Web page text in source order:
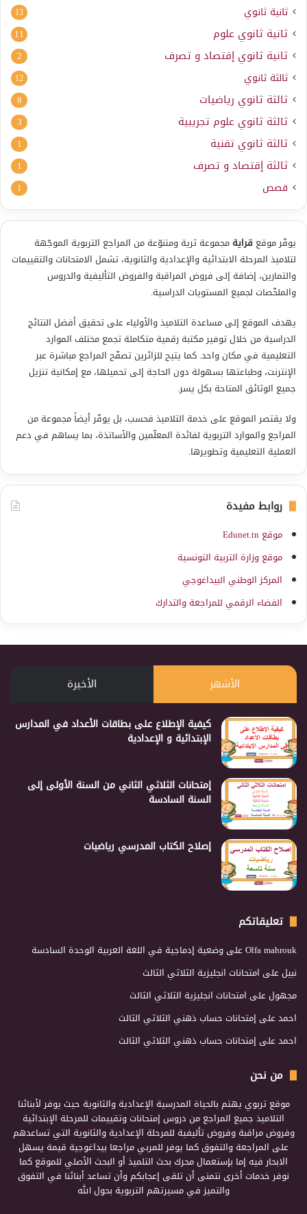
ثانية ثانوي 13
ثانية ثانوي علوم 11
ثانية ثانوي إقتصاد و تصرف 2
ثالثة ثانوي 12
ثالثة ثانوي رياضيات 8
ثالثة ثانوي علوم تجريبية 3
ثالثة ثانوي تقنية 1
ثالثة إقتصاد و تصرف 1
قصص 1
يوفّر موقع قرايةمجموعة ثرية ومتنوّعة من المراجع التربوية الموجّهة
لتلاميذ المرحلة الابتدائية والإعدادية والثانوية، تشمل الامتحانات والتقييمات
والتمارين، إضافة إلى فروض المراقبة والفروض التأليفية والدروس
والملخّصات لجميع المستويات الدراسية.
يهدف الموقع إلى مساعدة التلاميذ والأولياء على تحقيق أفضل النتائج
الدراسية من خلال توفير مكتبة رقمية متكاملة تجمع مختلف الموارد
التعليمية في مكان واحد. كما يتيح للزائرين تصفّح المراجع مباشرة عبر
الإنترنت، وطباعتها بسهولة دون الحاجة إلى تحميلها، مع إمكانية تنزيل
جميع الوثائق المتاحة بكل يسر.
ولا يقتصر الموقع على خدمة التلاميذ فحسب، بل يوفّر أيضاً مجموعة من
المراجع والموارد التربوية لفائدة المعلّمين والأساتذة، بما يساهم في دعم
العملية التعليمية وتطويرها.
روابط مفيدة
موقع Edunet.tn
موقع وزارة التربية التونسية
المركز الوطني البيداغوجي
الفضاء الرقمي للمراجعة والتدارك
الأشهر الأخيرة
كيفية الإطلاع على بطاقات الأعداد في المدارس
الإبتدائية و الإعدادية
إمتحانات الثلاثي الثاني من السنة الأولى إلى
السنة السادسة
إصلاح الكتاب المدرسي رياضيات
تعليقاتكم
Olfa mahroukعلى وضعية إدماجية في اللغة العربية الوحدة السادسة
نبيلعلى امتحانات انجليزية الثلاثي الثالث
مجهولعلى امتحانات انجليزية الثلاثي الثالث
احمدعلى إمتحانات حساب ذهني الثلاثي الثالث
احمدعلى إمتحانات حساب ذهني الثلاثي الثالث
من نحن
موقع تربوي يهتم بالحياة المدرسية الإعدادية والثانوية حيث يوفر لأبنائنا
التلاميذ جميع المراجع من دروس إمتحانات وتقييمات للمرحلة الإبتدائية
وفروض مراقبة وفروض تأليفية للمرحلة الإعدادية والثانوية التي تساعدهم
على المراجعة والتفوق كما يوفر للمربي مراجعا بيداغوجية قيمة يسهل
الابحار فيه إما بإستعمال محرك بحث التلميذ أو البحث الأصلي للموقع كما
نوفر خدمات أخرى نتمنى أن تلقى إعجابكم وأن تساعد أبنائنا في التفوق
والتميز في مسيرتهم التربوية بحول الله